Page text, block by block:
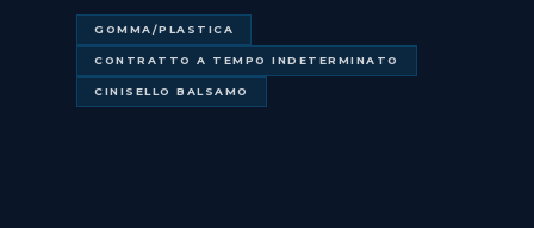
GOMMA/PLASTICA
CONTRATTO A TEMPO INDETERMINATO
CINISELLO BALSAMO